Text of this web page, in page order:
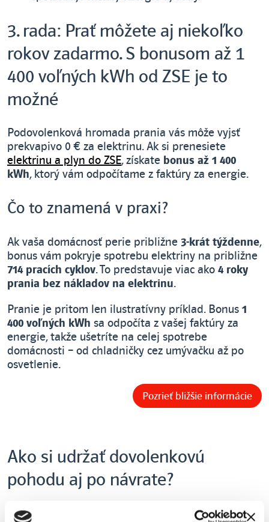
3. rada: Prať môžete aj niekoľko
rokov zadarmo. S bonusom až 1
400 voľných kWh od ZSE je to
možné
Podovolenková hromada prania vás môže vyjsť
prekvapivo 0 € za elektrinu. Ak si prenesiete
elektrinu a plyn do ZSE, získate bonus až 1 400
kWh, ktorý vám odpočítame z faktúry za energie.
Čo to znamená v praxi?
Ak vaša domácnosť perie približne 3-krát týždenne,
bonus vám pokryje spotrebu elektriny na približne
714 pracích cyklov. To predstavuje viac ako 4 roky
prania bez nákladov na elektrinu.
Pranie je pritom len ilustratívny príklad. Bonus 1
400 voľných kWh sa odpočíta z vašej faktúry za
energie, takže ušetríte na celej spotrebe
domácnosti – od chladničky cez umývačku až po
osvetlenie.
Pozrieť bližšie informácie
Ako si udržať dovolenkovú
pohodu aj po návrate?
Návrat domov nemusí znamenať okamžitý skok do